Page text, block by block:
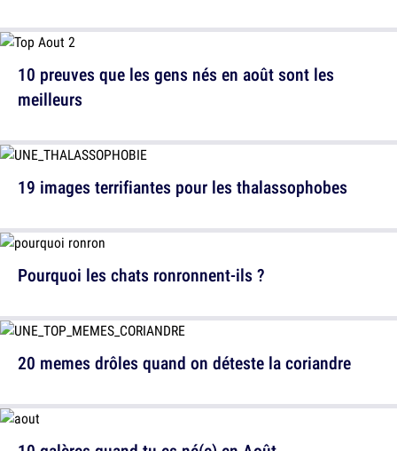
19 images terrifiantes pour les thalassophobes
20 memes drôles quand on déteste la coriandre
10 preuves que les gens nés en août sont les
meilleurs
Pourquoi les chats ronronnent-ils ?